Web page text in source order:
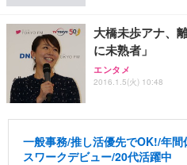
大橋未歩アナ、
に未熟者」
エンタメ
2016.1.5(火) 10:48
一般事務/推し活優先でOK!/年
スワークデビュー/20代活躍中